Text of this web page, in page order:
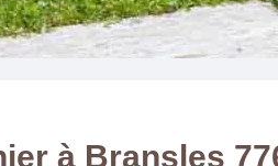
à Bransles